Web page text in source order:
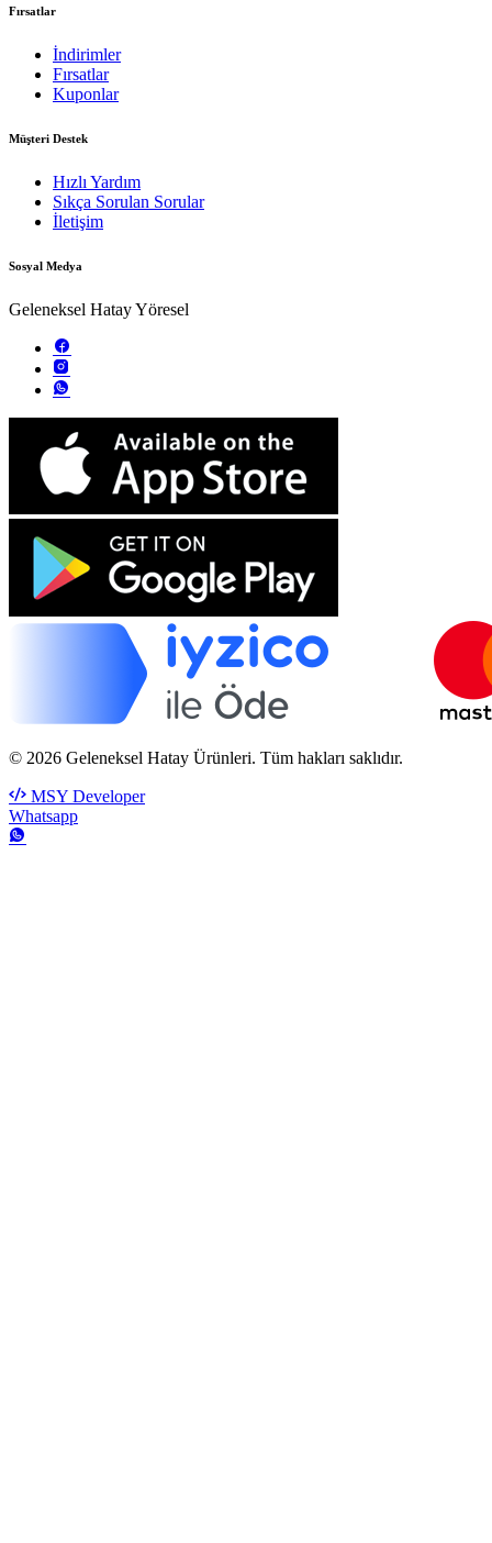
Fırsatlar
İndirimler
Fırsatlar
Kuponlar
Müşteri Destek
Hızlı Yardım
Sıkça Sorulan Sorular
İletişim
Sosyal Medya
Geleneksel Hatay Yöresel
© 2026 Geleneksel Hatay Ürünleri. Tüm hakları saklıdır.
MSY Developer
Whatsapp